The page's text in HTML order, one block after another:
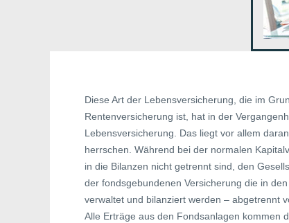
Diese Art der Lebensversicherung, die im
Rentenversicherung ist, hat in der
Lebensversicherung. Das liegt vor allem
herrschen. Während bei der normalen
in die Bilanzen nicht getrennt sind, den
der fondsgebundenen Versicherung die in
verwaltet und bilanziert werden – abgetrennt
Alle Erträge aus den Fondsanlagen kommen